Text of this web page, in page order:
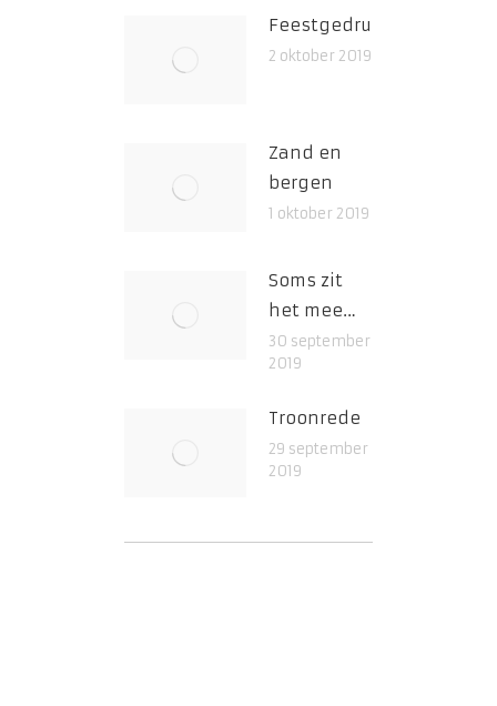
Feestgedruis
2 oktober 2019
Zand en
bergen
1 oktober 2019
Soms zit
het mee…
30 september
2019
Troonrede
29 september
2019